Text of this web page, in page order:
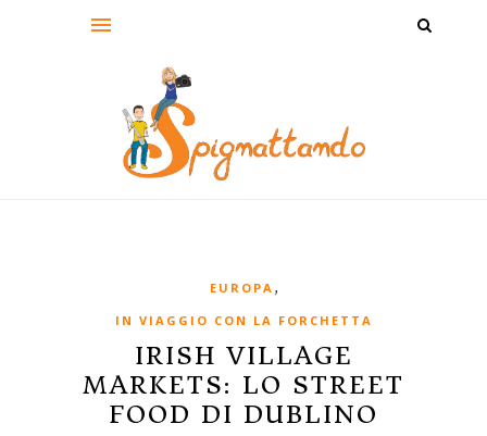
EUROPA ,
IN VIAGGIO CON LA FORCHETTA
IRISH VILLAGE
MARKETS: LO STREET
FOOD DI DUBLINO